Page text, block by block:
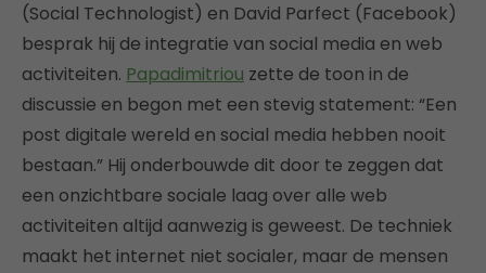
(Social Technologist) en David Parfect (Facebook)
besprak hij de integratie van social media en web
activiteiten. Papadimitriou zette de toon in de
discussie en begon met een stevig statement: “Een
post digitale wereld en social media hebben nooit
bestaan.” Hij onderbouwde dit door te zeggen dat
een onzichtbare sociale laag over alle web
activiteiten altijd aanwezig is geweest. De techniek
maakt het internet niet socialer, maar de mensen